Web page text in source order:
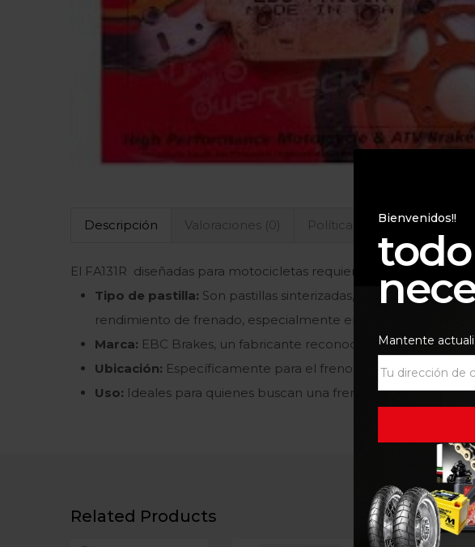
Descripción Valoraciones (0) Políticas de la tienda
El FA131R diseñadas para motocicletas requieren
Tipo de pastilla: Son pastillas sinterizadas, lo que significa
rendimiento de frenado, especialmente en condiciones
Marca: EBC Brakes, un fabricante reconocido por sus
Ubicación: Específicamente para el freno trasero.
Uso: Ideales para quienes buscan una frenada potente y una
Related Products
Bienvenidos!!
Mantente